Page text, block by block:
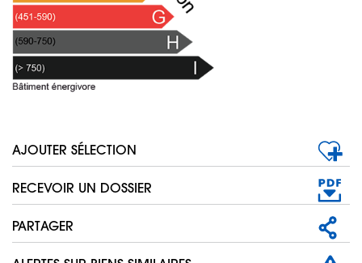
AJOUTER SÉLECTION
RECEVOIR UN DOSSIER
PARTAGER